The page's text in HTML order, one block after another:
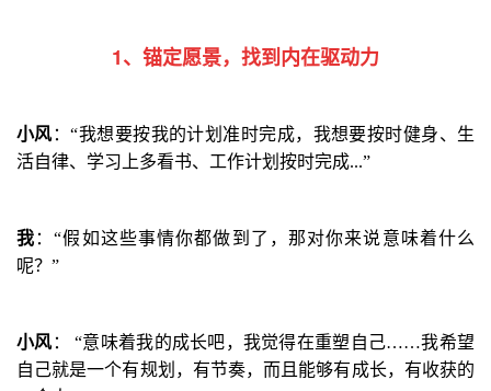
1、锚定愿景，找到内在驱动力
小风：“我想要按我的计划准时完成，我想要按时健身、生
活自律、学习上多看书、工作计划按时完成...”
我 ：“假如这些事情你都做到了，那对你来说意味着什么
呢？ ”
小风： “意味着我的成长吧，我觉得在重塑自己……我希望
自己就是一个有规划，有节奏，而且能够有成长，有收获的